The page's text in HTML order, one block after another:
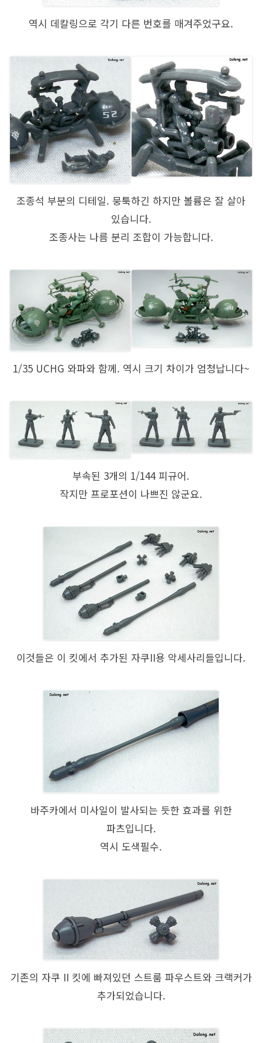
역시 데칼링으로 각기 다른 번호를 매겨주었구요.
조종석 부분의 디테일. 뭉툭하긴 하지만 볼륨은 잘 살아
있습니다.
조종사는 나름 분리 조합이 가능합니다.
1/35 UCHG 와파와 함께. 역시 크기 차이가 엄청납니다~
부속된 3개의 1/144 피규어.
작지만 프로포션이 나쁘진 않군요.
이것들은 이 킷에서 추가된 자쿠II용 악세사리들입니다.
바주카에서 미사일이 발사되는 듯한 효과를 위한
파츠입니다.
역시 도색필수.
기존의 자쿠 II 킷에 빠져있던 스트룸 파우스트와 크랙커가
추가되었습니다.